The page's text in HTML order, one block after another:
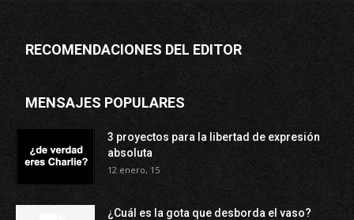
RECOMENDACIONES DEL EDITOR
MENSAJES POPULARES
3 proyectos para la libertad de expresión
absoluta
12 enero, 15
¿Cuál es la gota que desborda el vaso?